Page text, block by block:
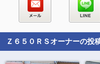
Ｚ６５０ＲＳ オーナーの投